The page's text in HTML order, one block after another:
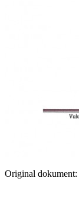
Original dokument: